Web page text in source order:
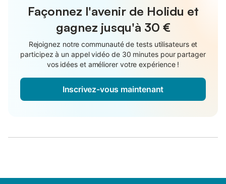
Façonnez l'avenir de Holidu et
gagnez jusqu'à 30 €
Rejoignez notre communauté de tests utilisateurs et
participez à un appel vidéo de 30 minutes pour partager
vos idées et améliorer votre expérience !
Inscrivez-vous maintenant